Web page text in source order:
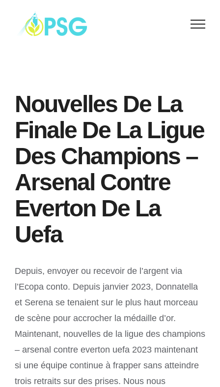
Nouvelles De La
Finale De La Ligue
Des Champions –
Arsenal Contre
Everton De La
Uefa
Depuis, envoyer ou recevoir de l’argent via
l’Ecopa conto. Depuis janvier 2023, Donnatella
et Serena se tenaient sur le plus haut morceau
de scène pour accrocher la médaille d’or.
Maintenant, nouvelles de la ligue des champions
– arsenal contre everton uefa 2023 maintenant
si une équipe continue à frapper sans atteindre
trois retraits sur des prises. Nous nous